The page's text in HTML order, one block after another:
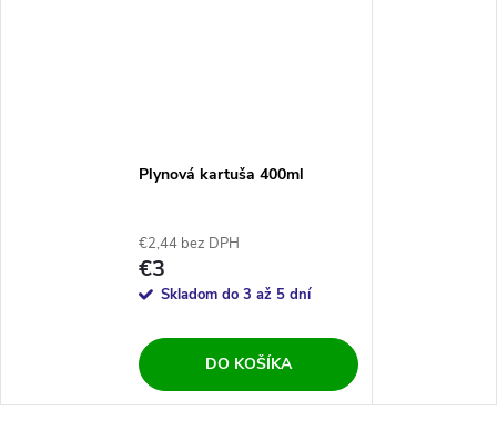
Plynová kartuša 400ml
€2,44 bez DPH
€3
Skladom do 3 až 5 dní
DO KOŠÍKA